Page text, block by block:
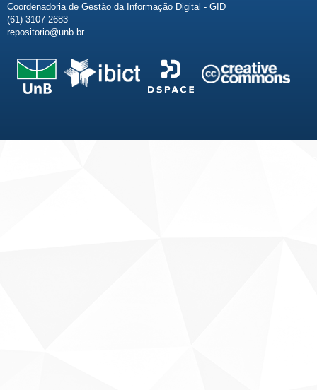
Coordenadoria de Gestão da Informação Digital - GID
(61) 3107-2683
repositorio@unb.br